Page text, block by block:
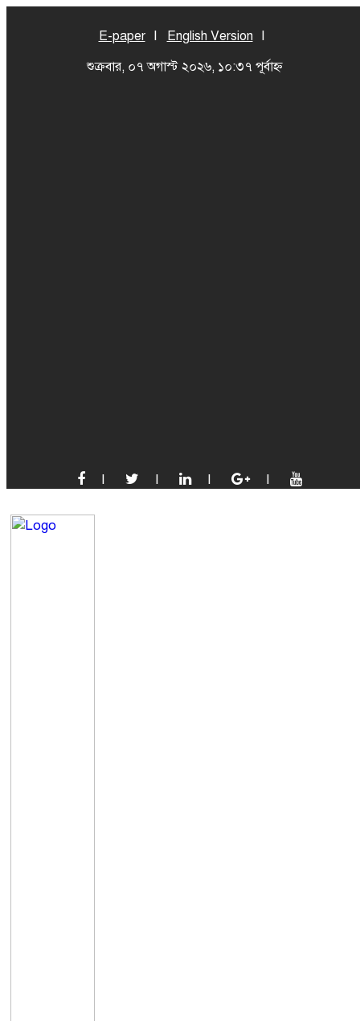
E-paper
English Version
শুক্রবার, ০৭ অগাস্ট ২০২৬, ১০:৩৭ পূর্বাহ্ন